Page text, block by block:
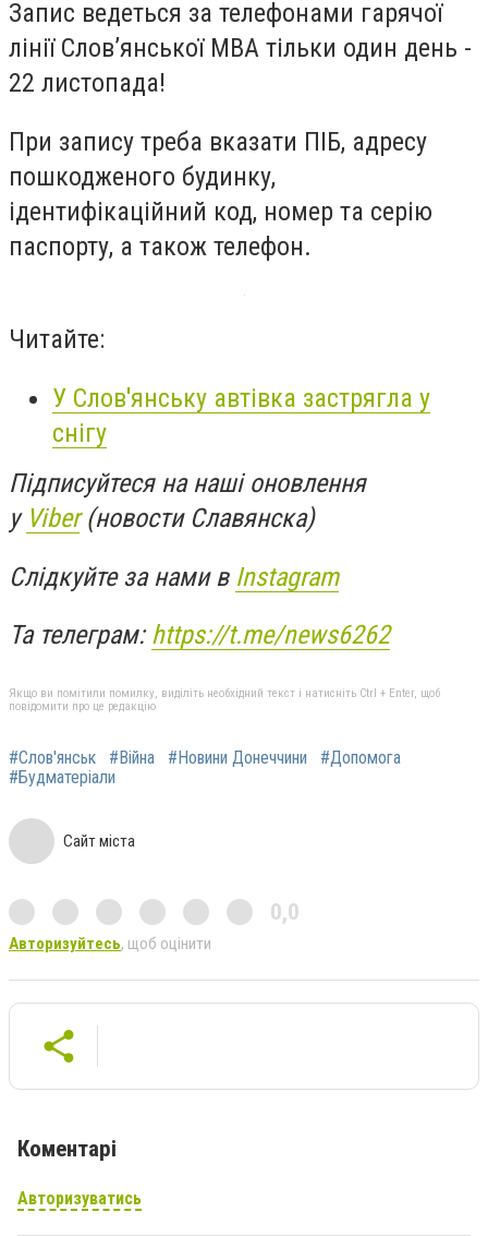
Запис ведеться за телефонами гарячої
лінії Словʼянської МВА тільки один день -
22 листопада!
При запису треба вказати ПІБ, адресу
пошкодженого будинку,
ідентифікаційний код, номер та серію
паспорту, а також телефон.
Читайте:
У Слов'янську автівка застрягла у
снігу
Підписуйтеся на наші оновлення
у Viber(новости Славянска)
Слідкуйте за нами в Instagram
Та телеграм:https://t.me/news6262
Якщо ви помітили помилку, виділіть необхідний текст і натисніть Ctrl + Enter, щоб
повідомити про це редакцію
#Слов'янськ #Війна #Новини Донеччини
#Допомога
#Будматеріали
Сайт міста
0,0
Авторизуйтесь, щоб оцінити
Коментарі
Авторизуватись